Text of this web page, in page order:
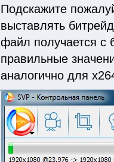
Подскажите
выставлять
файл получается с
правильные
аналогично для